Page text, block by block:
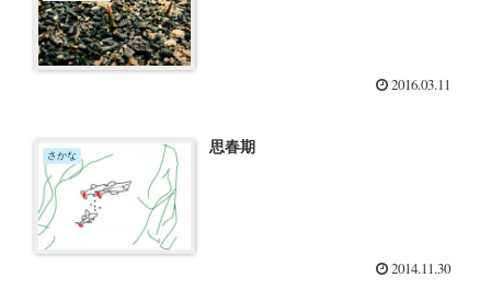
2016.03.11
さかな 思春期
2014.11.30